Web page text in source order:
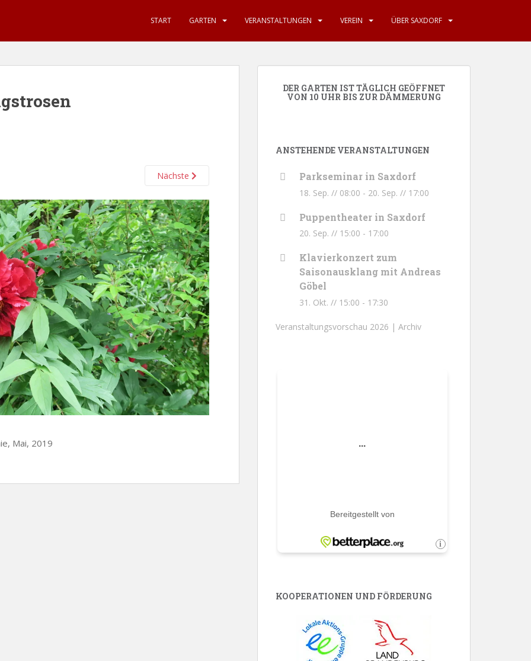
START GARTEN VERANSTALTUNGEN VEREIN ÜBER SAXDORF
Nächste
Mai, 2019
DER GARTEN IST TÄGLICH GEÖFFNET
VON 10 UHR BIS ZUR DÄMMERUNG
ANSTEHENDE VERANSTALTUNGEN
Parkseminar in Saxdorf
18. Sep. // 08:00 - 20. Sep. // 17:00
Puppentheater in Saxdorf
20. Sep. // 15:00 - 17:00
Klavierkonzert zum
Saisonausklang mit Andreas
Göbel
31. Okt. // 15:00 - 17:30
Veranstaltungsvorschau 2026 | Archiv
KOOPERATIONEN UND FÖRDERUNG